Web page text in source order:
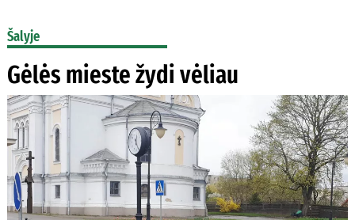
Šalyje
Gėlės mieste žydi vėliau